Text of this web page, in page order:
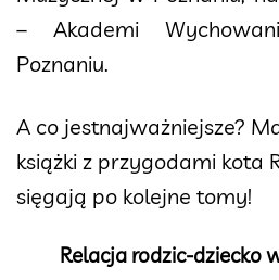
– Akademi
Poznaniu.
A co jestnajważniejsze?
książki z przygodami kota
sięgają po kolejne tomy!
Relacja rodzic-dziecko